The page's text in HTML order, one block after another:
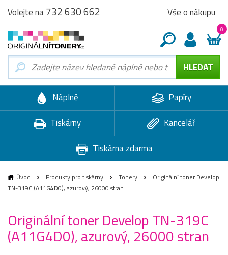
Volejte na732 630 662 Vše o nákupu
0
Náplně
Papíry
Tiskárny
Kancelář
Tiskárna zdarma
Úvod Produkty pro tiskárny Tonery
Originální toner Develop
TN-319C (A11G4D0), azurový, 26000 stran
Originální toner Develop TN-319C
(A11G4D0), azurový, 26000 stran